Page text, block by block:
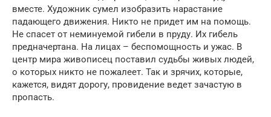
вместе. Художник сумел изобразить нарастание
падающего движения. Никто не придет им на помощь.
Не спасет от неминуемой гибели в пруду. Их гибель
предначертана. На лицах – беспомощность и ужас. В
центр мира живописец поставил судьбы живых людей,
о которых никто не пожалеет. Так и зрячих, которые,
кажется, видят дорогу, провидение ведет зачастую в
пропасть.